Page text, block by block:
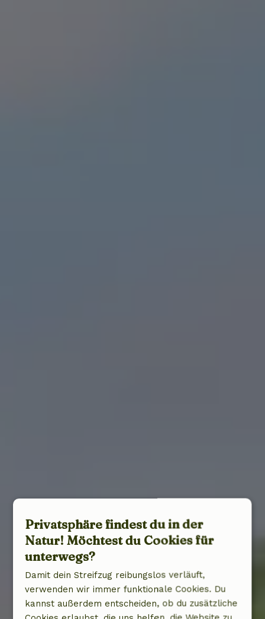
Privatsphäre findest du in der
Natur! Möchtest du Cookies für
unterwegs?
Damit dein Streifzug reibungslos verläuft,
verwenden wir immer funktionale Cookies. Du
kannst außerdem entscheiden, ob du zusätzliche